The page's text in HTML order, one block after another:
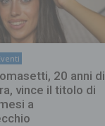
20 anni di
vince il titolo di
a